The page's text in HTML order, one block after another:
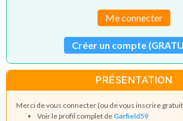
Me connecter
Créer un compte
PRÉSENTATION
Merci de vous connecter (ou de vous inscrire
Voir le profil complet de Garfield59